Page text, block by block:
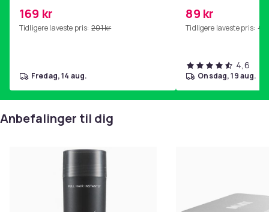
hjemmegymnastikk Pink
169 kr
Tidligere laveste pris: 201 kr
fredag, 14 aug.
89 kr
Tidligere laveste pris: 99
4,6
onsdag, 19 aug.
Anbefalinger til dig